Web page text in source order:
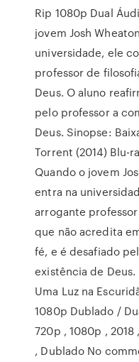
Rip 1080p Dual
jovem Josh
universidade, ele
professor de
Deus. O aluno
pelo professor a
Deus. Sinopse:
Torrent (2014) Blu-
Quando o jovem
entra na
arrogante
que não acredita
fé, e é desafiado
existência de Deus.
Uma Luz na
1080p Dublado /
720p , 1080p ,
, Dublado No